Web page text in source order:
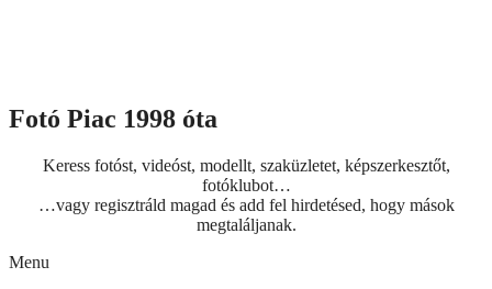
Fotó Piac 1998 óta
Keress fotóst, videóst, modellt, szaküzletet, képszerkesztőt,
fotóklubot…
…vagy regisztráld magad és add fel hirdetésed, hogy mások
megtaláljanak.
Menu